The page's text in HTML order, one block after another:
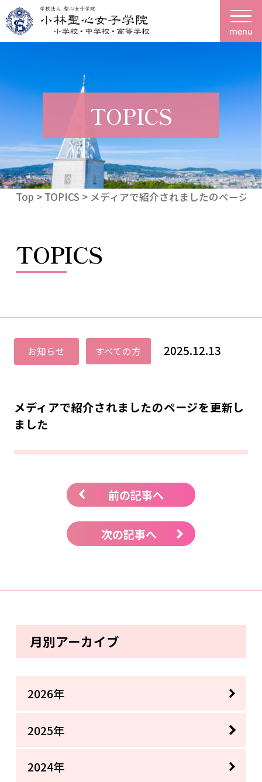
menu
TOPICS
Top > TOPICS > メディアで紹介されましたのページ
TOPICS
お知らせ すべての方 2025.12.13
メディアで紹介されましたのページを更新し
ました
前の記事へ
次の記事へ
月別アーカイブ
2026年
2025年
2024年